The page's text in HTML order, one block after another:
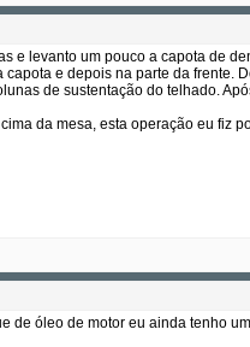
levanto um pouco a capota de
e depois na parte da
de sustentação do telhado.
da mesa, esta operação eu fiz
de óleo de motor eu ainda tenho